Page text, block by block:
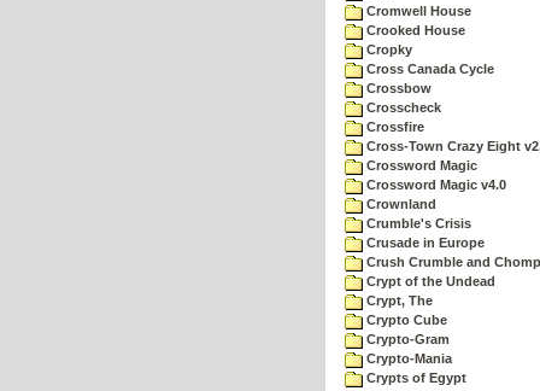
Cromwell House
Crooked House
Cropky
Cross Canada Cycle
Crossbow
Crosscheck
Crossfire
Cross-Town Crazy Eight
Crossword Magic
Crossword Magic v4.0
Crownland
Crumble's Crisis
Crusade in Europe
Crush Crumble and Chomp
Crypt of the Undead
Crypt, The
Crypto Cube
Crypto-Gram
Crypto-Mania
Crypts of Egypt